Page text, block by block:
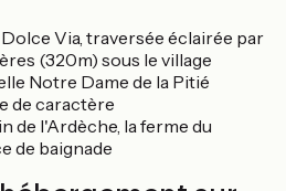
Dolce Via, traversée éclairée par
(320m) sous le village
Notre Dame de la Pitié
de caractère
de l'Ardèche, la ferme du
de baignade